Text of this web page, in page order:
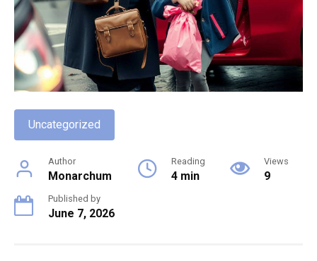
Uncategorized
Author
Monarchum
Reading
4 min
Views
9
Published by
June 7, 2026